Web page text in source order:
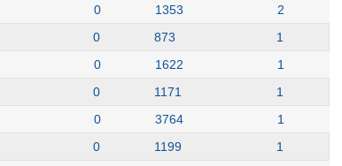
0 1353
2
0 873
1
0 1622
1
0 1171
1
0 3764
1
0 1199
1